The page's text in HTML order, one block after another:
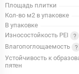
Площадь плитки
Кол-во м2 в упаковке
В упаковке
Износостойкость PEI
Влагопоглощаемость
Устойчивость к
пятен